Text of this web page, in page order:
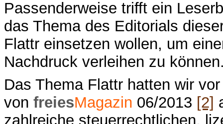
Passenderweise trifft ein
das Thema des Editorials
Flattr einsetzen wollen, um
Nachdruck verleihen zu
Das Thema Flattr hatten wir
von freiesMagazin 06/2013 [2]
zahlreiche steuerrechtlichen,